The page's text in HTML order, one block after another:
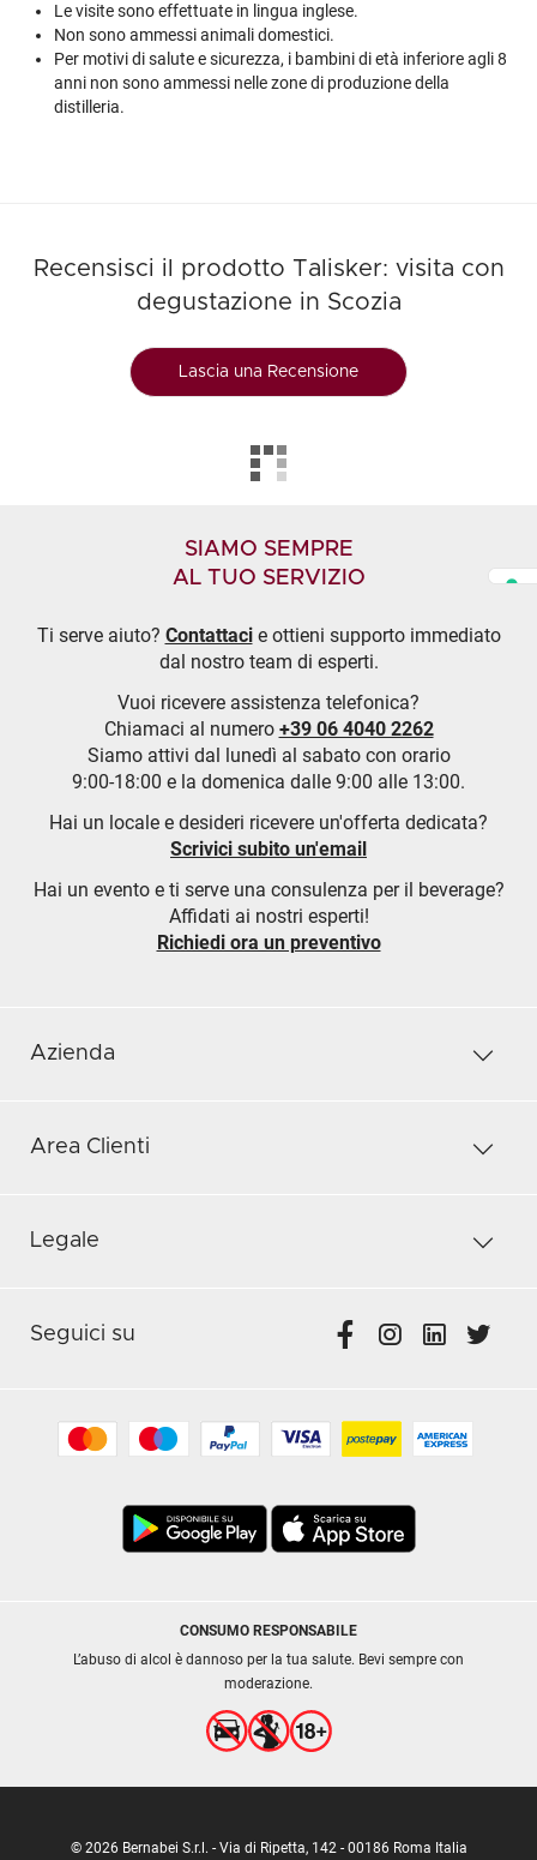
Le visite sono effettuate in lingua inglese.
Non sono ammessi animali domestici.
Per motivi di salute e sicurezza, i bambini di età inferiore agli 8
anni non sono ammessi nelle zone di produzione della
distilleria.
Recensisci il prodotto Talisker: visita con
degustazione in Scozia
Lascia una Recensione
SIAMO SEMPRE
AL TUO SERVIZIO
Ti serve aiuto? Contattacie ottieni supporto immediato
dal nostro team di esperti.
Vuoi ricevere assistenza telefonica?
Chiamaci al numero +39 06 4040 2262
Siamo attivi dal lunedì al sabato con orario
9:00-18:00 e la domenica dalle 9:00 alle 13:00.
Hai un locale e desideri ricevere un'offerta dedicata?
Scrivici subito un'email
Hai un evento e ti serve una consulenza per il beverage?
Affidati ai nostri esperti!
Richiedi ora un preventivo
Azienda
Area Clienti
Legale
Seguici su
CONSUMO RESPONSABILE
L’abuso di alcol è dannoso per la tua salute. Bevi sempre con
moderazione.
© 2026 Bernabei S.r.l. - Via di Ripetta, 142 - 00186 Roma Italia